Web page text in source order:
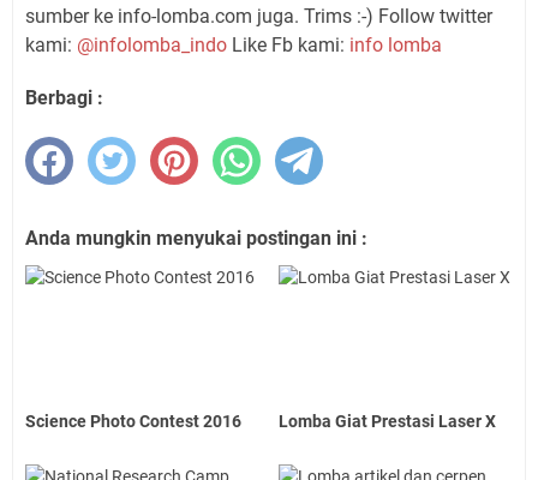
sumber ke info-lomba.com juga. Trims :-) Follow twitter
kami: @infolomba_indo Like Fb kami: info lomba
Berbagi :
Anda mungkin menyukai postingan ini :
Science Photo Contest 2016 Lomba Giat Pres­tasi Laser X